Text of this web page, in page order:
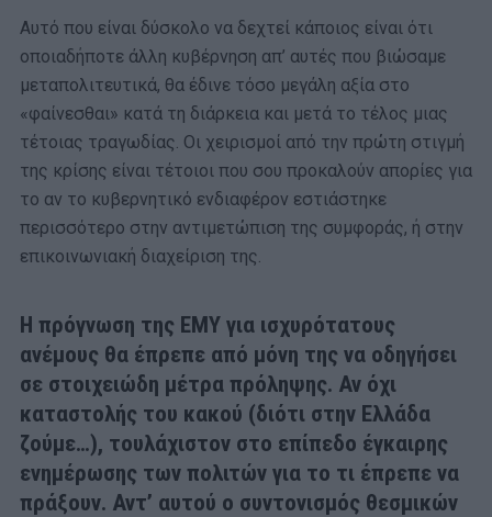
Αυτό που είναι δύσκολο να δεχτεί κάποιος είναι ότι
οποιαδήποτε άλλη κυβέρνηση απ’ αυτές που βιώσαμε
μεταπολιτευτικά, θα έδινε τόσο μεγάλη αξία στο
«φαίνεσθαι» κατά τη διάρκεια και μετά το τέλος μιας
τέτοιας τραγωδίας. Οι χειρισμοί από την πρώτη στιγμή
της κρίσης είναι τέτοιοι που σου προκαλούν απορίες για
το αν το κυβερνητικό ενδιαφέρον εστιάστηκε
περισσότερο στην αντιμετώπιση της συμφοράς, ή στην
επικοινωνιακή διαχείριση της.
Η πρόγνωση της ΕΜΥ για ισχυρότατους
ανέμους θα έπρεπε από μόνη της να οδηγήσει
σε στοιχειώδη μέτρα πρόληψης. Αν όχι
καταστολής του κακού (διότι στην Ελλάδα
ζούμε…), τουλάχιστον στο επίπεδο έγκαιρης
ενημέρωσης των πολιτών για το τι έπρεπε να
πράξουν. Αντ’ αυτού ο συντονισμός θεσμικών